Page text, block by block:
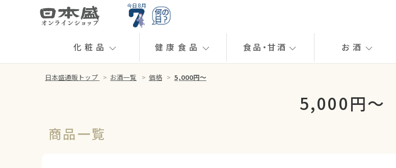
今日 8月
化粧品 健康食品 食品・甘酒 お酒
日本盛通販トップ > お酒一覧 > 価格 > 5,000円～
5,000円～
商品一覧